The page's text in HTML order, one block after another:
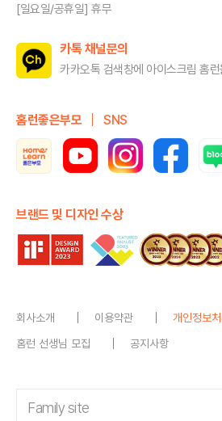
[일요일/공휴일] 휴무
카톡 채널문의
카카오톡 검색창에 아이스크림 홈런
홈런좋은부모 SNS
브랜드 및 디자인 수상
회사소개 이용약관 개인정보
홈런 선생님 모집
공지사항